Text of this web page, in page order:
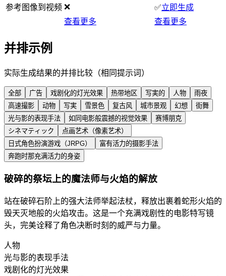
参考图像到视频 ❌ ✅立即生成
查看更多
查看更多
并排示例
实际生成结果的并排比较（相同提示词）
全部 广告 戏剧化的灯光效果 热带地区 写実的 人物
雨夜
高速撮影
动物 写実 雪景色 复古风 城市景观 幻想
街舞
光与影的表现手法
如同电影般震撼的视觉效果
赛博朋克
シネマティック
点画艺术（像素艺术）
日式角色扮演游戏（JRPG）
富有活力的摄影手法
奔跑时那充满活力的身姿
破碎的祭坛上的魔法师与火焰的解放
站在破碎石阶上的强大法师举起法杖，释放出裹着蛇形火焰的
毁天灭地般的火焰攻击。这是一个充满戏剧性的电影特写镜
头，完美诠释了角色决断时刻的威严与力量。
人物
光与影的表现手法
戏剧化的灯光效果